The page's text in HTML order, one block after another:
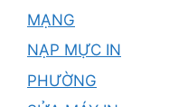
MẠNG
NẠP MỰC IN
PHƯỜNG